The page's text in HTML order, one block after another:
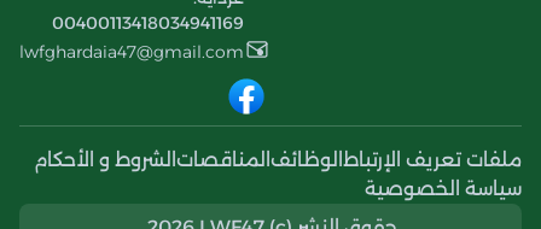
00400113418034941169
lwfghardaia47@gmail.com
ملفات تعريف الإرتباط الوظائف المناقصات الشروط و الأحكام
سياسة الخصوصية